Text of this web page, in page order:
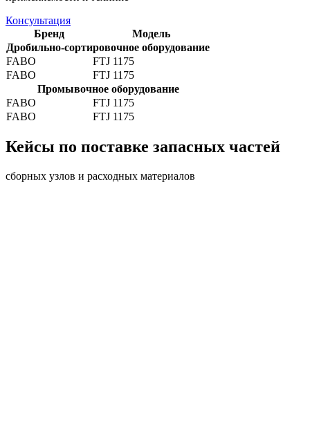
Консультация
Бренд
Модель
Дробильно-сортировочное оборудование
FABO
FTJ 1175
FABO
FTJ 1175
Промывочное оборудование
FABO
FTJ 1175
FABO
FTJ 1175
Кейсы по поставке запасных частей
сборных узлов и расходных материалов